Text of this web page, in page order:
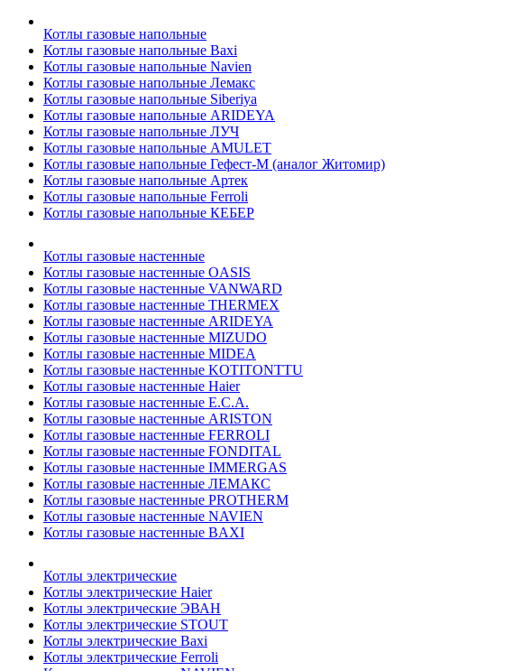
Котлы газовые напольные
Котлы газовые напольные Baxi
Котлы газовые напольные Navien
Котлы газовые напольные Лемакс
Котлы газовые напольные Siberiya
Котлы газовые напольные ARIDEYA
Котлы газовые напольные ЛУЧ
Котлы газовые напольные AMULET
Котлы газовые напольные Гефест-М (аналог Житомир)
Котлы газовые напольные Артек
Котлы газовые напольные Ferroli
Котлы газовые напольные КЕБЕР
Котлы газовые настенные
Котлы газовые настенные OASIS
Котлы газовые настенные VANWARD
Котлы газовые настенные THERMEX
Котлы газовые настенные ARIDEYA
Котлы газовые настенные MIZUDO
Котлы газовые настенные MIDEA
Котлы газовые настенные KOTITONTTU
Котлы газовые настенные Haier
Котлы газовые настенные E.C.A.
Котлы газовые настенные ARISTON
Котлы газовые настенные FERROLI
Котлы газовые настенные FONDITAL
Котлы газовые настенные IMMERGAS
Котлы газовые настенные ЛЕМАКС
Котлы газовые настенные PROTHERM
Котлы газовые настенные NAVIEN
Котлы газовые настенные BAXI
Котлы электрические
Котлы электрические Haier
Котлы электрические ЭВАН
Котлы электрические STOUT
Котлы электрические Baxi
Котлы электрические Ferroli